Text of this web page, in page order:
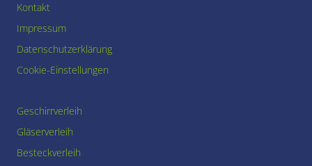
Kontakt
Impressum
Datenschutzerklärung
Cookie-Einstellungen
Geschirrverleih
Gläserverleih
Besteckverleih